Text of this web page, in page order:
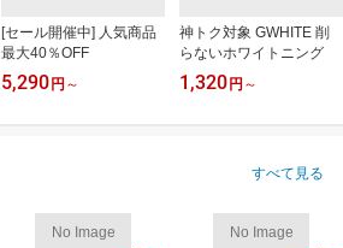
[セール開催中] 人気商品
最大40％OFF
5,290 円 ～
神トク対象 GWHITE 削
らないホワイトニング
1,320 円 ～
すべて見る
No Image No Image